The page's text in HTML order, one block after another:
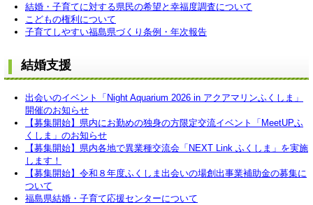
結婚・子育てに対する県民の希望と幸福度調査について
こどもの権利について
子育てしやすい福島県づくり条例・年次報告
結婚支援
出会いのイベント「Night Aquarium 2026 in アクアマリンふくしま」
開催のお知らせ
【募集開始】県内にお勤めの独身の方限定交流イベント「MeetUPふ
くしま」のお知らせ
【募集開始】県内各地で異業種交流会「NEXT Link ふくしま」を実施
します！
【募集開始】令和８年度ふくしま出会いの場創出事業補助金の募集に
ついて
福島県結婚・子育て応援センターについて